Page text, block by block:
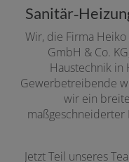
Wir, die Firma Heiko
GmbH & Co.
Haustechnik in
Gewerbetreibende
wir ein
maßgeschneiderter
Jetzt Teil unseres